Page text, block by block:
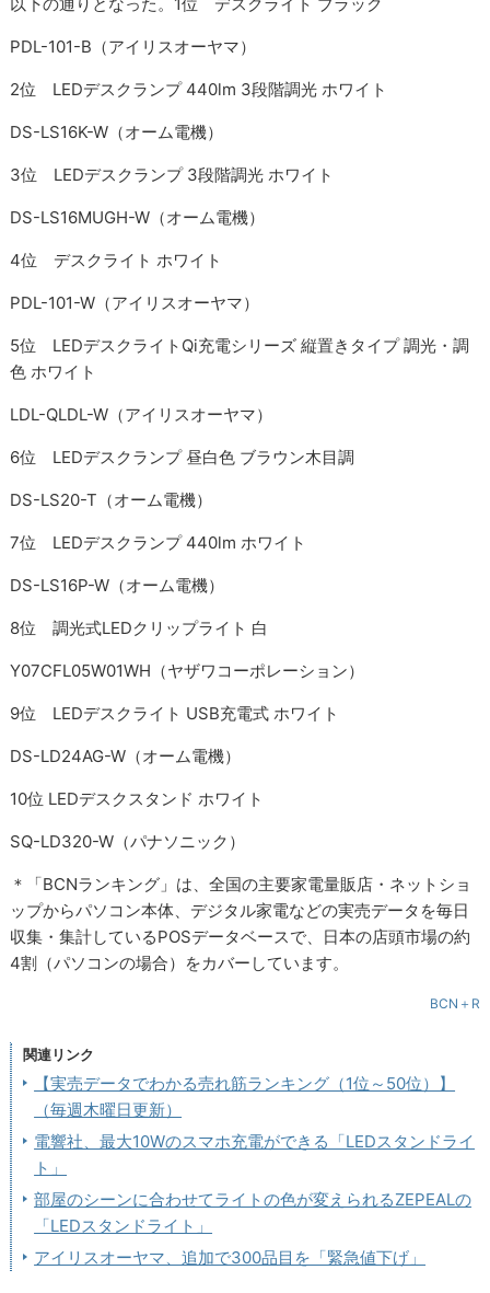
以下の通りとなった。1位 デスクライト ブラック
PDL-101-B（アイリスオーヤマ）
2位 LEDデスクランプ 440lm 3段階調光 ホワイト
DS-LS16K-W（オーム電機）
3位 LEDデスクランプ 3段階調光 ホワイト
DS-LS16MUGH-W（オーム電機）
4位 デスクライト ホワイト
PDL-101-W（アイリスオーヤマ）
5位 LEDデスクライトQi充電シリーズ 縦置きタイプ 調光・調
色 ホワイト
LDL-QLDL-W（アイリスオーヤマ）
6位 LEDデスクランプ 昼白色 ブラウン木目調
DS-LS20-T（オーム電機）
7位 LEDデスクランプ 440lm ホワイト
DS-LS16P-W（オーム電機）
8位 調光式LEDクリップライト 白
Y07CFL05W01WH（ヤザワコーポレーション）
9位 LEDデスクライト USB充電式 ホワイト
DS-LD24AG-W（オーム電機）
10位 LEDデスクスタンド ホワイト
SQ-LD320-W（パナソニック）
＊「BCNランキング」は、全国の主要家電量販店・ネットショ
ップからパソコン本体、デジタル家電などの実売データを毎日
収集・集計しているPOSデータベースで、日本の店頭市場の約
4割（パソコンの場合）をカバーしています。
BCN＋R
関連リンク
【実売データでわかる売れ筋ランキング（1位～50位）】
（毎週木曜日更新）
電響社、最大10Wのスマホ充電ができる「LEDスタンドライ
ト」
部屋のシーンに合わせてライトの色が変えられるZEPEALの
「LEDスタンドライト」
アイリスオーヤマ、追加で300品目を「緊急値下げ」